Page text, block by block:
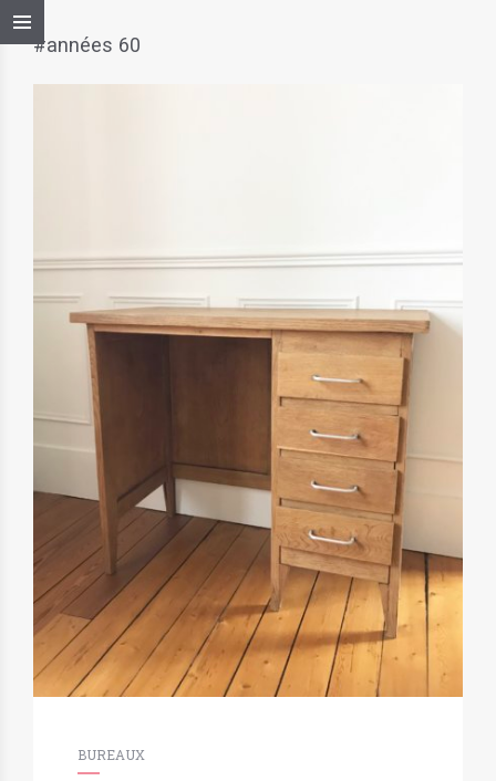
#années 60
BUREAUX